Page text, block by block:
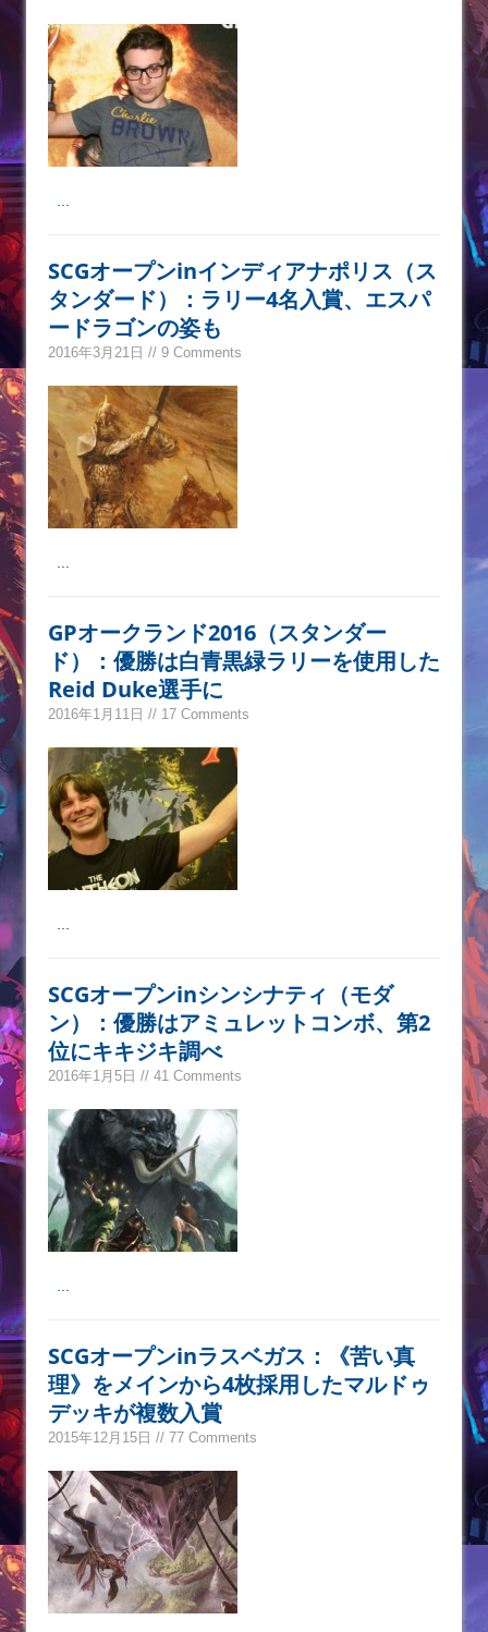
SCGオープンinインディアナポリス（ス
タンダード）：ラリー4名入賞、エスパ
ードラゴンの姿も
2016年3月21日 // 9 Comments
GPオークランド2016（スタンダー
ド）：優勝は白青黒緑ラリーを使用した
Reid Duke選手に
2016年1月11日 // 17 Comments
SCGオープンinシンシナティ（モダ
ン）：優勝はアミュレットコンボ、第2
位にキキジキ調べ
2016年1月5日 // 41 Comments
SCGオープンinラスベガス：《苦い真
理》をメインから4枚採用したマルドゥ
デッキが複数入賞
2015年12月15日 // 77 Comments